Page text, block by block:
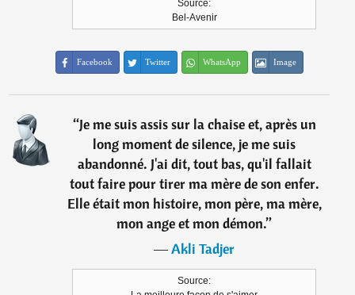
Source:
Bel-Avenir
Facebook Twitter WhatsApp Image
“Je me suis assis sur la chaise et, après un
long moment de silence, je me suis
abandonné. J'ai dit, tout bas, qu'il fallait
tout faire pour tirer ma mère de son enfer.
Elle était mon histoire, mon père, ma mère,
mon ange et mon démon.”
―Akli Tadjer
Source: